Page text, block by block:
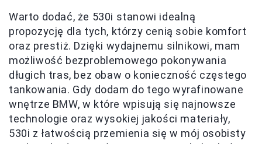
Warto dodać, że 530i stanowi idealną
propozycję dla tych, którzy cenią sobie komfort
oraz prestiż. Dzięki wydajnemu silnikowi, mam
możliwość bezproblemowego pokonywania
długich tras, bez obaw o konieczność częstego
tankowania. Gdy dodam do tego wyrafinowane
wnętrze BMW, w które wpisują się najnowsze
technologie oraz wysokiej jakości materiały,
530i z łatwością przemienia się w mój osobisty